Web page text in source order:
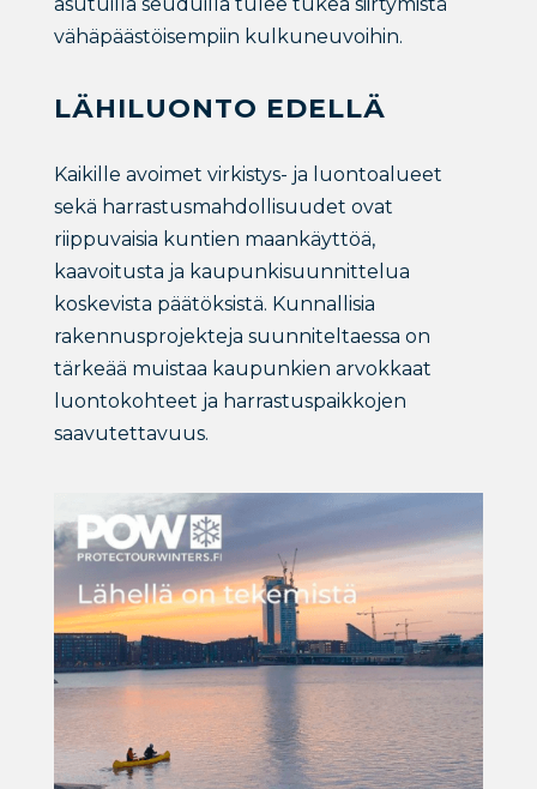
vähäpäästöisempiin kulkuneuvoihin.
LÄHILUONTO EDELLÄ
Kaikille avoimet virkistys- ja luontoalueet
sekä harrastusmahdollisuudet ovat
riippuvaisia kuntien maankäyttöä,
kaavoitusta ja kaupunkisuunnittelua
koskevista päätöksistä. Kunnallisia
rakennusprojekteja suunniteltaessa on
tärkeää muistaa kaupunkien arvokkaat
luontokohteet ja harrastuspaikkojen
saavutettavuus.